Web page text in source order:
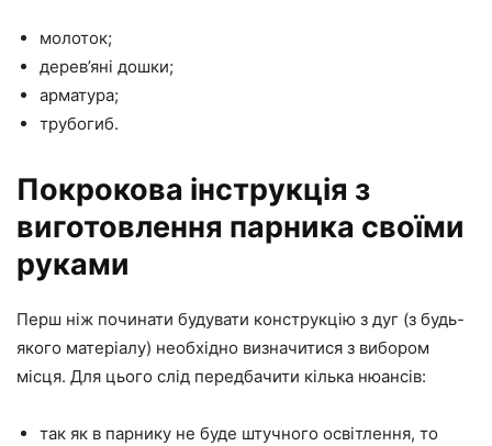
молоток;
дерев’яні дошки;
арматура;
трубогиб.
Покрокова інструкція з
виготовлення парника своїми
руками
Перш ніж починати будувати конструкцію з дуг (з будь-
якого матеріалу) необхідно визначитися з вибором
місця. Для цього слід передбачити кілька нюансів:
так як в парнику не буде штучного освітлення, то